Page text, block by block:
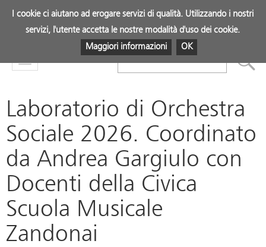
Mostra
Laboratorio di Orchestra
Sociale 2026. Coordinato
da Andrea Gargiulo con
Docenti della Civica
Scuola Musicale
Zandonai
I cookie ci aiutano ad erogare servizi di qualità. Utilizzando i nostri
servizi, l'utente accetta le nostre modalità d'uso dei cookie.
Maggiori informazioni
OK